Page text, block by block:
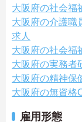
大阪府の社会福
大阪府の介護職
求人
大阪府の社会福
大阪府の実務者
大阪府の精神保
大阪府の無資格
雇用形態